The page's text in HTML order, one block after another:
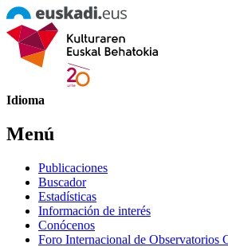
Idioma
Menú
Publicaciones
Buscador
Estadísticas
Información de interés
Conócenos
Foro Internacional de Observatorios